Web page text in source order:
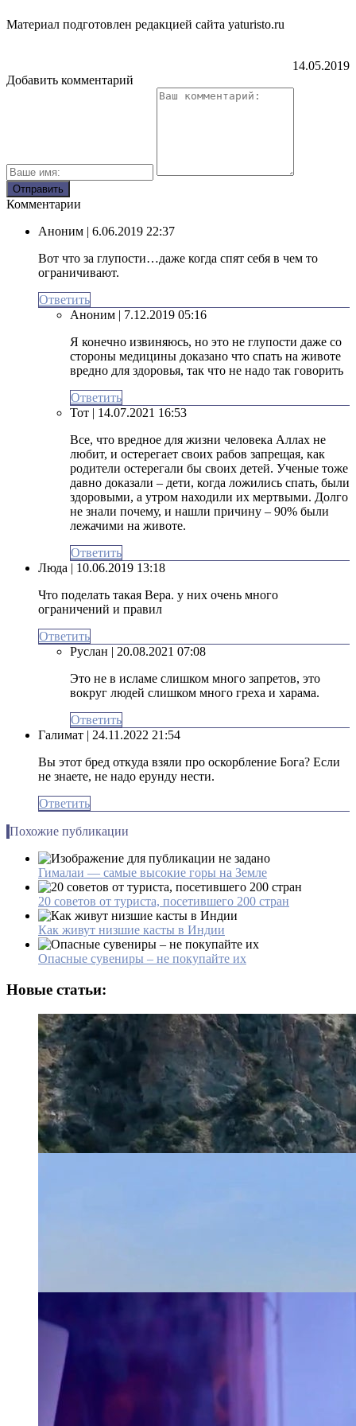
Материал подготовлен редакцией сайта yaturisto.ru
14.05.2019
Добавить комментарий
Комментарии
Аноним | 6.06.2019 22:37
Вот что за глупости…даже когда спят себя в чем то
ограничивают.
Ответить
Аноним | 7.12.2019 05:16
Я конечно извиняюсь, но это не глупости даже со
стороны медицины доказано что спать на животе
вредно для здоровья, так что не надо так говорить
Ответить
Тот | 14.07.2021 16:53
Все, что вредное для жизни человека Аллах не
любит, и остерегает своих рабов запрещая, как
родители остерегали бы своих детей. Ученые тоже
давно доказали – дети, когда ложились спать, были
здоровыми, а утром находили их мертвыми. Долго
не знали почему, и нашли причину – 90% были
лежачими на животе.
Ответить
Люда | 10.06.2019 13:18
Что поделать такая Вера. у них очень много
ограничений и правил
Ответить
Руслан | 20.08.2021 07:08
Это не в исламе слишком много запретов, это
вокруг людей слишком много греха и харама.
Ответить
Галимат | 24.11.2022 21:54
Вы этот бред откуда взяли про оскорбление Бога? Если
не знаете, не надо ерунду нести.
Ответить
Похожие публикации
Гималаи — самые высокие горы на Земле
20 советов от туриста, посетившего 200 стран
Как живут низшие касты в Индии
Опасные сувениры – не покупайте их
Новые статьи: